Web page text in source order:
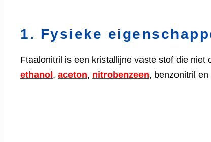
1. Fysieke
Ftaalonitril is een kristallijne vaste stof die
ethanol , aceton, nitrobenzeen, benzonitril en